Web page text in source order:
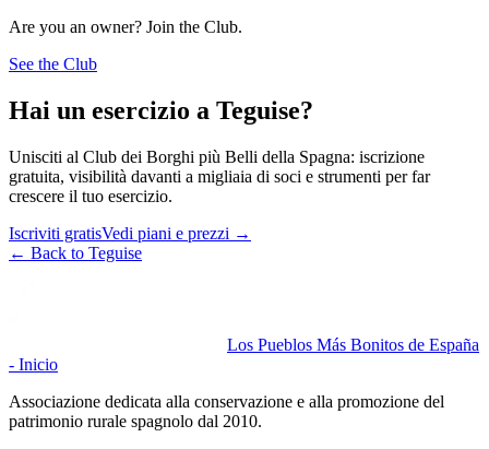
Are you an owner? Join the Club.
See the Club
Hai un esercizio a Teguise?
Unisciti al Club dei Borghi più Belli della Spagna: iscrizione
gratuita, visibilità davanti a migliaia di soci e strumenti per far
crescere il tuo esercizio.
Iscriviti gratisVedi piani e prezzi →
← Back to Teguise
Los Pueblos Más Bonitos de España
- Inicio
Associazione dedicata alla conservazione e alla promozione del
patrimonio rurale spagnolo dal 2010.